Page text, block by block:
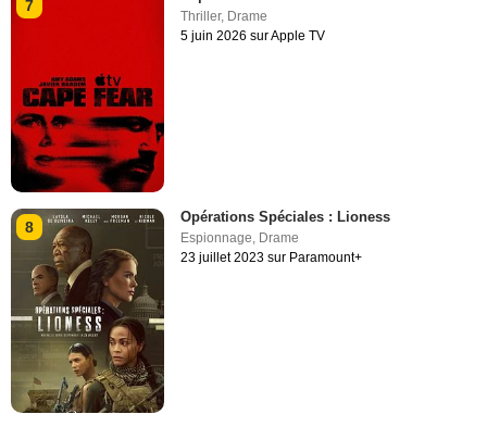
7
Thriller, Drame
5 juin 2026 sur Apple TV
8
Opérations Spéciales : Lioness
Espionnage Drame
23 juillet 2023 sur Paramount+